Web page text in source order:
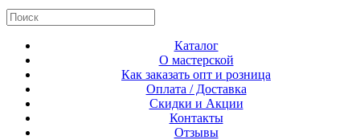
Каталог
О мастерской
Как заказать опт и розница
Оплата / Доставка
Скидки и Акции
Контакты
Отзывы